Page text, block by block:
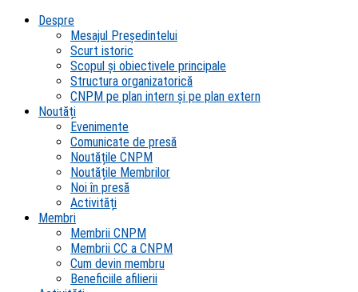
Despre
Mesajul Președintelui
Scurt istoric
Scopul şi obiectivele principale
Structura organizatorică
CNPM pe plan intern şi pe plan extern
Noutăți
Evenimente
Comunicate de presă
Noutățile CNPM
Noutățile Membrilor
Noi în presă
Activități
Membri
Membrii CNPM
Membrii CC a CNPM
Cum devin membru
Beneficiile afilierii